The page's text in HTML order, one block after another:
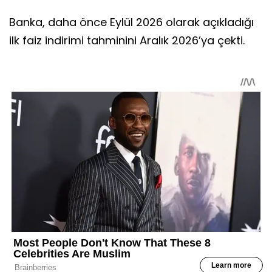
Banka, daha önce Eylül 2026 olarak açıkladığı
ilk faiz indirimi tahminini Aralık 2026’ya çekti.